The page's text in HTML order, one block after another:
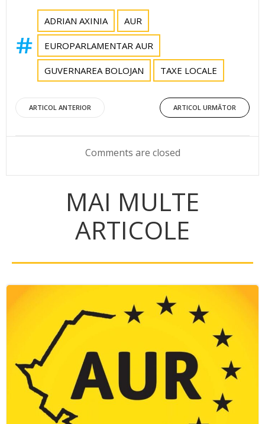
ADRIAN AXINIA AUR
EUROPARLAMENTAR AUR
GUVERNAREA BOLOJAN TAXE LOCALE
Post
navigation
ARTICOL ANTERIOR
Post
navigation
ARTICOL URMĂTOR
Comments are closed
MAI MULTE
ARTICOLE